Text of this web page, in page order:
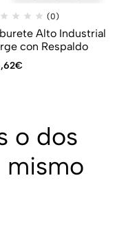
(0)
Alto Industrial
con Respaldo
€
o dos
mismo